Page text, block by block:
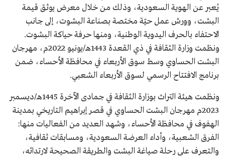
يُعبر عن الهوية السعودية، وذلك من خلال معرض يوثق قيمة
البشت، وورش عمل حيّة مختصة بصناعة البشوت، إلى جانب
الاحتفاء بالحرف اليدوية الوطنية، ومنها حرفة حياكة البشوت.
ونظمت وزارة الثقافة في ذي القعدة 1443هـ/يونيو 2022م، مهرجان
البشت الحساوي وسط سوق الأربعاء في محافظة الأحساء، ضمن
برنامج الافتتاح الرسمي لسوق الأربعاء الشعبي.
ونظمت هيئة التراث بوزارة الثقافة في جمادى الآخرة 1445هـ/ديسمبر
2023م مهرجان البشت الحساوي في قصر إبراهيم التاريخي بمدينة
الهفوف في محافظة الأحساء، وشهد العديد من الفعاليات منها:
الفرق الشعبية، وأداء العرضة السعودية، ومسابقات ثقافية،
والتعرف على رحلة صياغة البشت والطريقة الصحيحة لارتدائه،